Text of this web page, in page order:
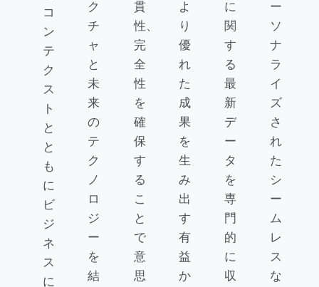
コ
ン
テ
ク
ス
ト
と
と
も
に
ビ
ジ
ネ
ス
に
ク
チ
ャ
と
未
来
の
テ
ク
ノ
ロ
ジ
ー
を
結
貫
性、
完
全
性
を
確
保
す
る
こ
と
で
意
思
よ
り
優
れ
た
成
果
を
生
み
出
す
有
益
か
に
関
す
る
最
新
デ
ー
タ
を
専
門
的
に
収
ー
ソ
ナ
ラ
イ
ズ
さ
れ
た
シ
ー
ム
レ
ス
な